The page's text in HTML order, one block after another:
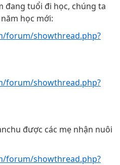
đang tuổi đi học, chúng ta
học mới:
forum/showthread.php?
forum/showthread.php?
được các mẹ nhận nuôi
forum/showthread.php?